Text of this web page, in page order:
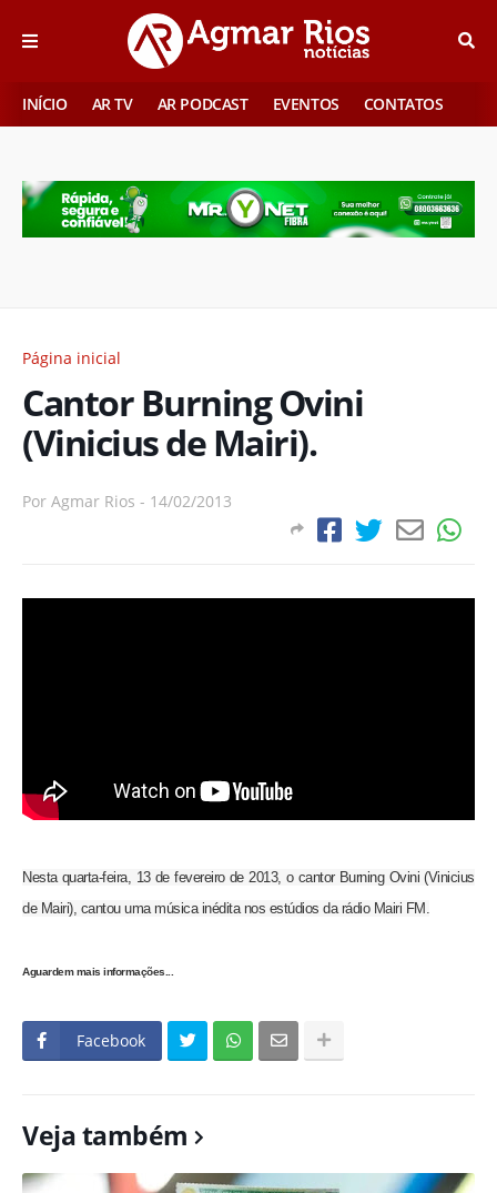
INÍCIO AR TV AR PODCAST EVENTOS CONTATOS
Página inicial
Cantor Burning Ovini
(Vinicius de Mairi).
Por Agmar Rios - 14/02/2013
Nesta quarta-feira, 13 de fevereiro de 2013, o cantor Burning Ovini (Vinicius
de Mairi), cantou uma música inédita nos estúdios da rádio Mairi FM.
Aguardem mais informações...
Facebook
Veja também